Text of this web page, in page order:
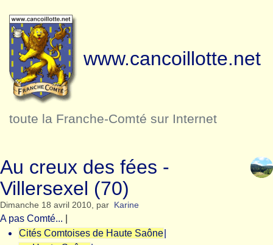
www.cancoillotte.net
toute la Franche-Comté sur Internet
Au creux des fées -
Villersexel (70)
Dimanche 18 avril 2010, par Karine
A pas Comté...
Cités Comtoises de Haute Saône